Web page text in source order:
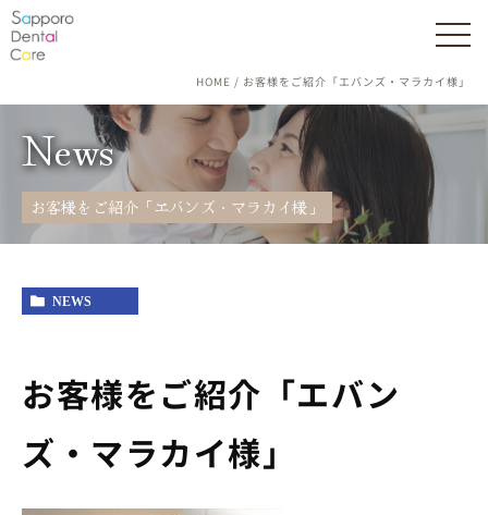
HOME お客様をご紹介「エバンズ・マラカイ様」
News
お客様をご紹介「エバンズ・マラカイ様」
NEWS
お客様をご紹介「エバン
ズ・マラカイ様」